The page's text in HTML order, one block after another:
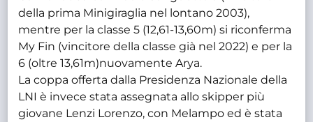
della prima Minigiraglia nel lontano 2003),
mentre per la classe 5 (12,61-13,60m) si riconferma
My Fin (vincitore della classe già nel 2022) e per la
6 (oltre 13,61m)nuovamente Arya.
La coppa offerta dalla Presidenza Nazionale della
LNI è invece stata assegnata allo skipper più
giovane Lenzi Lorenzo, con Melampo ed è stata